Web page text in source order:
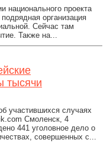
национального проекта
организация
Сейчас там
Также на...
тысячи
участившихся случаях
Смоленск, 4
441 уголовное дело о
совершенных с...